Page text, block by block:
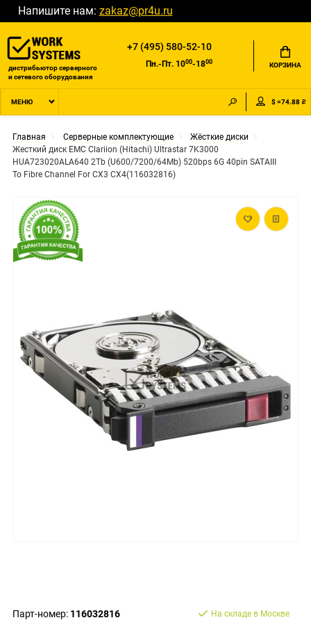
Напишите нам: zakaz@pr4u.ru
дистрибьютор серверного
и сетевого оборудования
+7 (495) 580-52-10
Пн.-Пт. 1000-1800 КОРЗИНА
МЕНЮ $ =74.88 ₽
Главная Серверные комплектующие
Жёсткие диски
Жесткий диск EMC Clariion (Hitachi) Ultrastar 7K3000
HUA723020ALA640 2Tb (U600/7200/64Mb) 520bps 6G 40pin SATAIII
To Fibre Channel For CX3 CX4(116032816)
Парт-номер: 116032816 На складе в Москве